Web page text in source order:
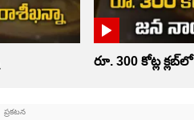
రూ. 300 కోట్ల